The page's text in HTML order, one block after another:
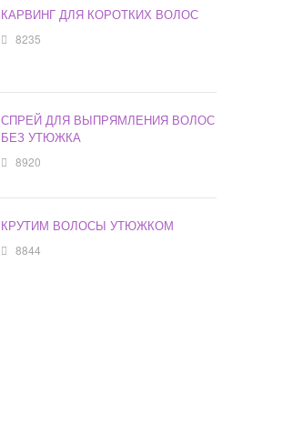
КАРВИНГ ДЛЯ КОРОТКИХ ВОЛОС
8235
СПРЕЙ ДЛЯ ВЫПРЯМЛЕНИЯ ВОЛОС
БЕЗ УТЮЖКА
8920
КРУТИМ ВОЛОСЫ УТЮЖКОМ
8844